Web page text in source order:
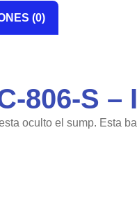
(0)
806-S –
oculto el sump. Esta